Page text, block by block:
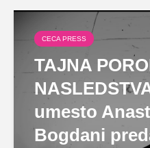
CECA PRESS
TAJNA
umesto
Bogdani